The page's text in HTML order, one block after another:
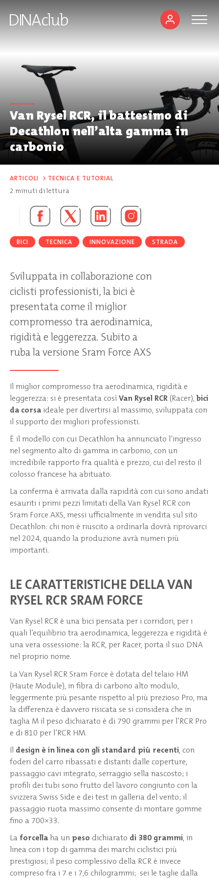
Van Rysel RCR, il battesimo di
Decathlon nell’alta gamma in
carbonio
ARTICOLI > TECNICA E TUTORIAL
2 minuti di lettura
BICI TECNICA INNOVAZIONE STRADA
Sviluppata in collaborazione con
ciclisti professionisti, la bici è
presentata come il miglior
compromesso tra aerodinamica,
rigidità e leggerezza. Subito a
ruba la versione Sram Force AXS
Il miglior compromesso tra aerodinamica, rigidità e
leggerezza: si è presentata così Van Rysel RCR (Racer),bici
da corsaideale per divertirsi al massimo, sviluppata con
il supporto dei migliori professionisti.
È il modello con cui Decathlon ha annunciato l’ingresso
nel segmento alto di gamma in carbonio, con un
incredibile rapporto fra qualità e prezzo, cui del resto il
colosso francese ha abituato.
La conferma è arrivata dalla rapidità con cui sono andati
esauriti i primi pezzi limitati della Van Rysel RCR con
Sram Force AXS, messi ufficialmente in vendita sul sito
Decathlon: chi non è riuscito a ordinarla dovrà riprovarci
nel 2024, quando la produzione avrà numeri più
importanti.
LE CARATTERISTICHE DELLA VAN
RYSEL RCR SRAM FORCE
Van Rysel RCR è una bici pensata per i corridori, per i
quali l’equilibrio tra aerodinamica, leggerezza e rigidità è
una vera ossessione: la RCR, per Racer, porta il suo DNA
nel proprio nome.
La Van Rysel RCR Sram Force è dotata del telaio HM
(Haute Module), in fibra di carbono alto modulo,
leggermente più pesante rispetto al più prezioso Pro, ma
la differenza è davvero risicata se si considera che in
taglia M il peso dichiarato è di 790 grammi per l’RCR Pro
e di 810 per l’RCR HM.
Il design è in linea con gli standard più recenti, con
foderi del carro ribassati e distanti dalle coperture,
passaggio cavi integrato, serraggio sella nascosto; i
profili dei tubi sono frutto del lavoro congiunto con la
svizzera Swiss Side e dei test in galleria del vento; il
passaggio ruota massimo consente di montare gomme
fino a 700×33.
La forcellaha un peso dichiarato di 380 grammi, in
linea con i top di gamma dei marchi ciclistici più
prestigiosi; il peso complessivo della RCR è invece
compreso fra i 7 e i 7,6 chilogrammi; sei le taglie dalla